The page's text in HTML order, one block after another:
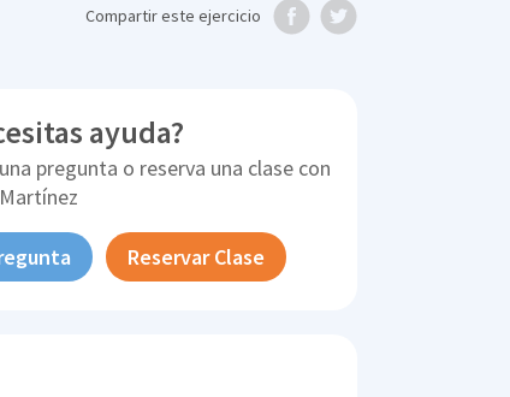
Compartireste ejercicio
ayuda?
pregunta o reserva una clase con
Reservar Clase